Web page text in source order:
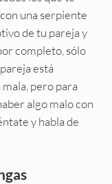
una serpiente
de tu pareja y
completo, sólo
está
pero para
algo malo con
y habla de